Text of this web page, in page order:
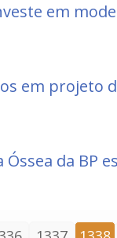
em
em projeto
da BP